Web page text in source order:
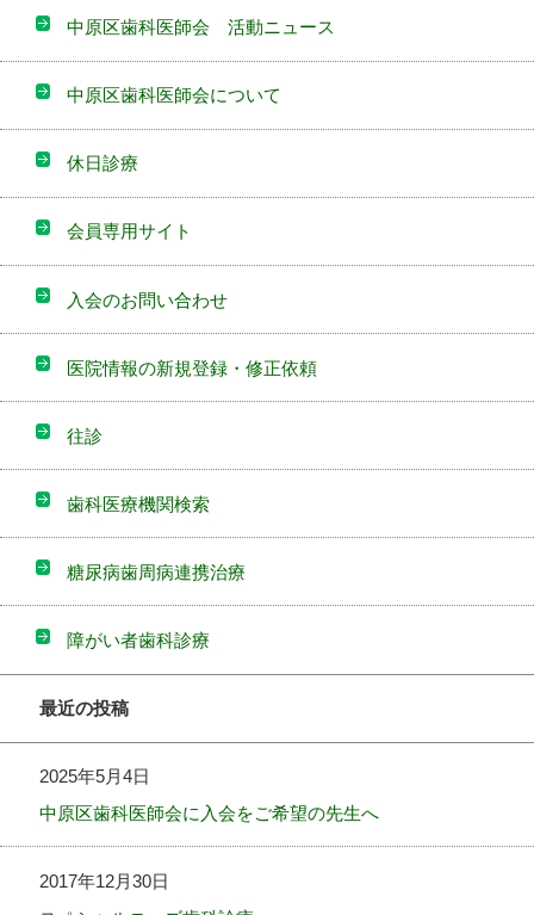
中原区歯科医師会 活動ニュース
中原区歯科医師会について
休日診療
会員専用サイト
入会のお問い合わせ
医院情報の新規登録・修正依頼
往診
歯科医療機関検索
糖尿病歯周病連携治療
障がい者歯科診療
最近の投稿
2025年5月4日
中原区歯科医師会に入会をご希望の先生へ
2017年12月30日